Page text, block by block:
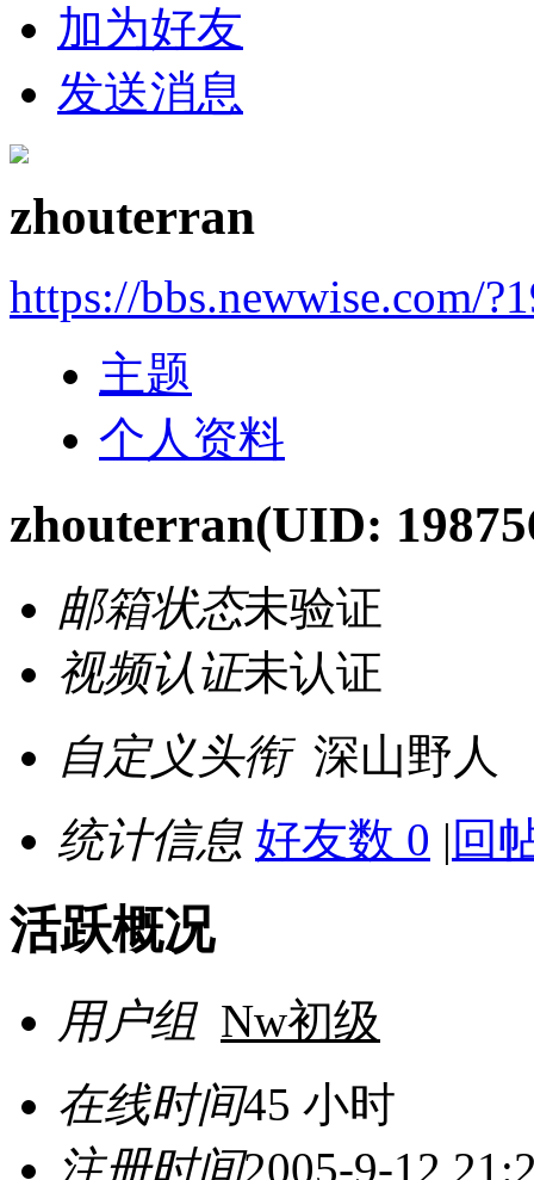
加为好友
发送消息
zhouterran
https://bbs.newwise.com/
主题
个人资料
zhouterran(UID:
邮箱状态未验证
视频认证未认证
自定义头衔 深山野人
统计信息 好友数 0 | 回
活跃概况
用户组 Nw初级
在线时间45 小时
注册时间2005-9-12